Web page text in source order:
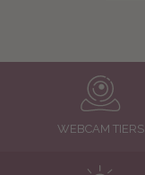
WEBCAM TIERS